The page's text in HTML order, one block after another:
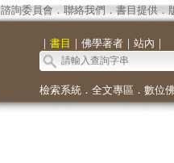
諮詢委員會． 聯絡我們 ． 書目提供．
｜ 書目 ｜ 佛學著者｜ 站內 ｜
檢索系統． 全文專區 ． 數位